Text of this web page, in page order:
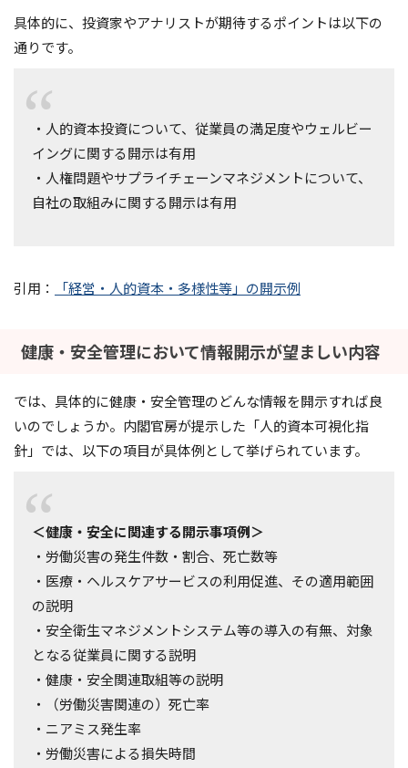
具体的に、投資家やアナリストが期待するポイントは以下の
通りです。
・人的資本投資について、従業員の満足度やウェルビー
イングに関する開示は有用
・人権問題やサプライチェーンマネジメントについて、
自社の取組みに関する開示は有用
引用： 「経営・人的資本・多様性等」の開示例
健康・安全管理において情報開示が望ましい内容
では、具体的に健康・安全管理のどんな情報を開示すれば良
いのでしょうか。内閣官房が提示した「人的資本可視化指
針」では、以下の項目が具体例として挙げられています。
＜健康・安全に関連する開示事項例＞
・労働災害の発生件数・割合、死亡数等
・医療・ヘルスケアサービスの利用促進、その適用範囲
の説明
・安全衛生マネジメントシステム等の導入の有無、対象
となる従業員に関する説明
・健康・安全関連取組等の説明
・（労働災害関連の）死亡率
・ニアミス発生率
・労働災害による損失時間